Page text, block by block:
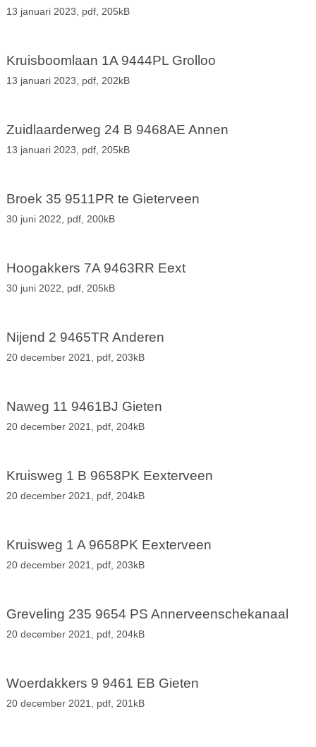
13 januari 2023, pdf, 205kB
Kruisboomlaan 1A 9444PL Grolloo
13 januari 2023, pdf, 202kB
Zuidlaarderweg 24 B 9468AE Annen
13 januari 2023, pdf, 205kB
Broek 35 9511PR te Gieterveen
30 juni 2022, pdf, 200kB
Hoogakkers 7A 9463RR Eext
30 juni 2022, pdf, 205kB
Nijend 2 9465TR Anderen
20 december 2021, pdf, 203kB
Naweg 11 9461BJ Gieten
20 december 2021, pdf, 204kB
Kruisweg 1 B 9658PK Eexterveen
20 december 2021, pdf, 204kB
Kruisweg 1 A 9658PK Eexterveen
20 december 2021, pdf, 203kB
Greveling 235 9654 PS Annerveenschekanaal
20 december 2021, pdf, 204kB
Woerdakkers 9 9461 EB Gieten
20 december 2021, pdf, 201kB